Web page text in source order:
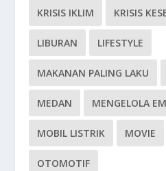
KRISIS IKLIM KRISIS
LIBURAN LIFESTYLE
MAKANAN PALING LAKU
MEDAN MENGELOLA
MOBIL LISTRIK MOVIE
OTOMOTIF